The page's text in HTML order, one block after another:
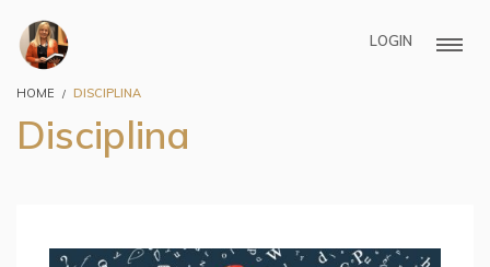
LOGIN
HOME DISCIPLINA
Disciplina